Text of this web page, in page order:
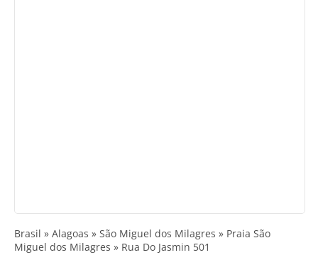
Brasil » Alagoas » São Miguel dos Milagres » Praia São
Miguel dos Milagres » Rua Do Jasmin 501